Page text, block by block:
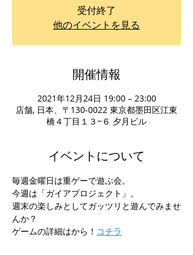
受付終了
他のイベントを見る
開催情報
2021年12月24日 19:00 – 23:00
店舗, 日本、〒130-0022 東京都墨田区江東
橋４丁目１３−６ 夕月ビル
イベントについて
毎週金曜日は重ゲーで遊ぶ会。
今週は「ガイアプロジェクト」。
週末の楽しみとしてガッツリと遊んでみませ
んか？
ゲームの詳細はから！ コチラ